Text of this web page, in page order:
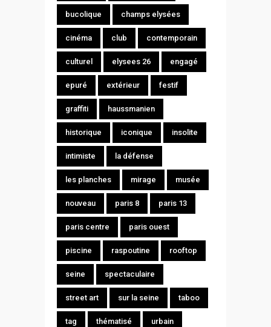
bucolique champs elysées
cinéma club contemporain
culturel elysees 26 engagé
epuré extérieur festif
graffiti haussmanien
historique iconique insolite
intimiste la défense
les planches mirage musée
nouveau paris 8 paris 13
paris centre paris ouest
piscine raspoutine rooftop
seine spectaculaire
street art sur la seine taboo
tag thématisé urbain